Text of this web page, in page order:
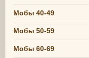
Мобы 40-49
Мобы 50-59
Мобы 60-69